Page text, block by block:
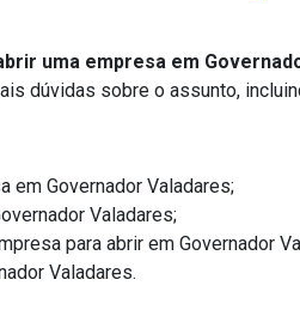
uma empresa em
dúvidas sobre o assunto,
em Governador Valadares;
Valadares;
para abrir em Governador
Valadares.